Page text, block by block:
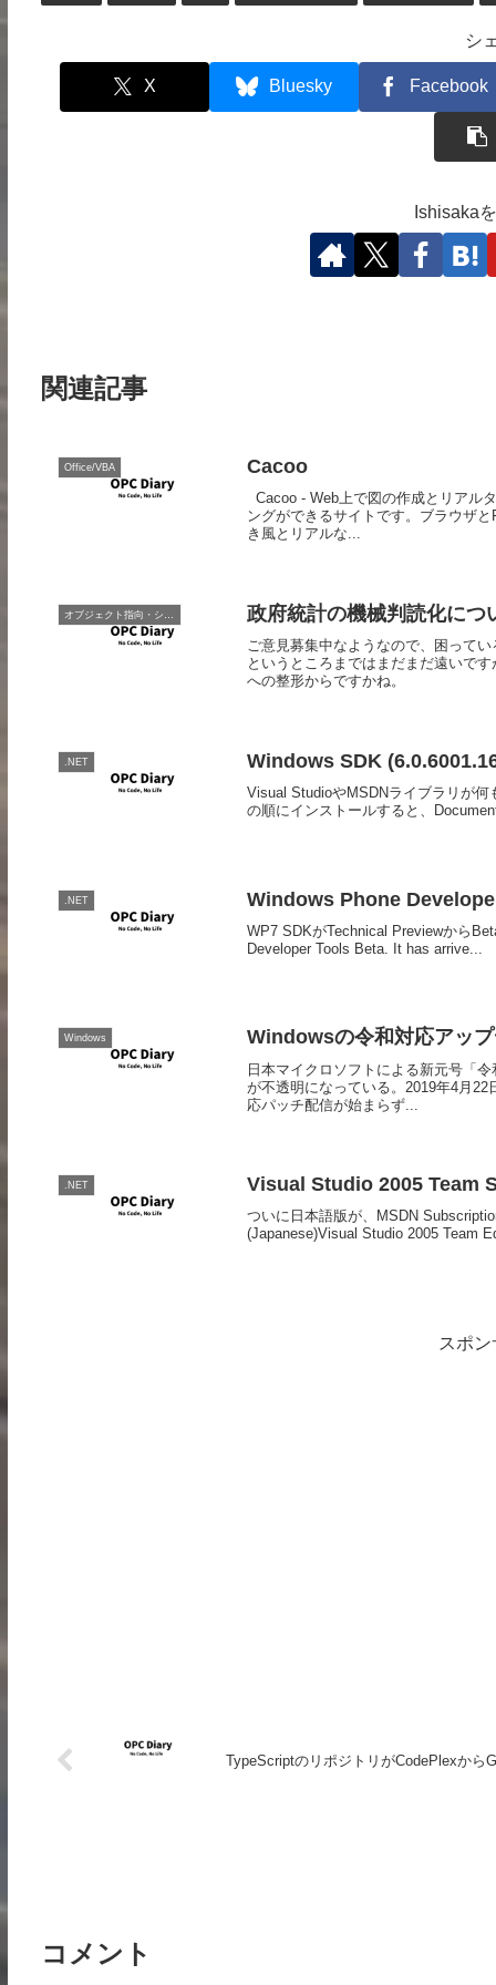
シ
X Bluesky Facebook
Ishisaka
関連記事
Office/VBA Cacoo
Cacoo - Web上で図の作成とリアル
ングができるサイトです。ブラウザ
き風とリアルな...
オブジェクト指向・システム開発 政府統計の機械判読化につ
ご意見募集中なようなので、困って
というところまではまだまだ遠いで
への整形からですかね。
.NET Windows SDK
Visual StudioやMSDNライブラリが
の順にインストールすると、
.NET Windows Phone
WP7 SDKがTechnical Previewから
Developer Tools Beta. It has arrive...
Windows Windowsの令和対応アッ
日本マイクロソフトによる新元号「
が不透明になっている。2019年4月
応パッチ配信が始まらず...
.NET Visual Studio 2005 Team
ついに日本語版が、MSDN
(Japanese)Visual Studio 2005 Team
スポ
TypeScriptのリポジトリがCodePlexから
コメント